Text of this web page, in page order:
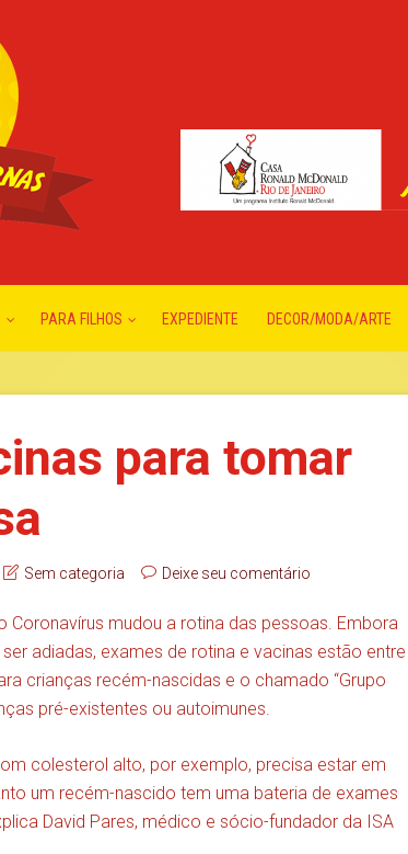
PARA FILHOS EXPEDIENTE DECOR/MODA/ARTE
para tomar
Sem categoria Deixe seu comentário
mudou a rotina das pessoas. Embora
adiadas, exames de rotina e vacinas estão entre
crianças recém-nascidas e o chamado “Grupo
pré-existentes ou autoimunes.
colesterol alto, por exemplo, precisa estar em
um recém-nascido tem uma bateria de exames
David Pares, médico e sócio-fundador da ISA